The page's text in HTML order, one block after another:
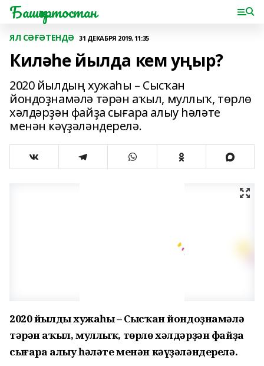
Башҡортостан
ЯЛ СӘҒӘТЕНДӘ 31 ДЕКАБРЯ 2019, 11:35
Киләһе йылда кем уңыр?
2020 йылдың хужаһы – Сысҡан
йондоҙнамәлә тәрән аҡыл, муллыҡ, төрлө
хәлдәрҙән файҙа сығара алыу һәләте
менән кәүҙәләндерелә.
2020 йылдың хужаһы – Сысҡан йондоҙнамәлә
тәрән аҡыл, муллыҡ, төрлө хәлдәрҙән файҙа
сығара алыу һәләте менән кәүҙәләндерелә.